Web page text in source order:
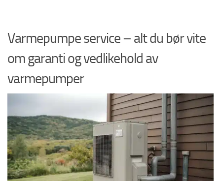
Varmepumpe service – alt du bør vite
om garanti og vedlikehold av
varmepumper